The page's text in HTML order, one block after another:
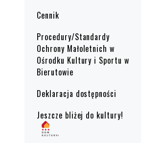
Cennik
Procedury/Standardy
Ochrony Małoletnich w
Ośrodku Kultury i Sportu w
Bierutowie
Deklaracja dostępności
Jeszcze bliżej do kultury!